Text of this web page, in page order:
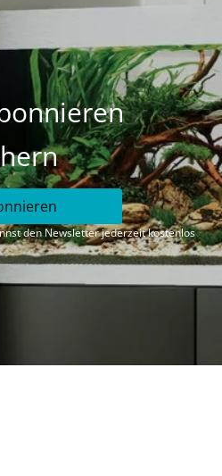
den Newsletter jederzeit kostenlos